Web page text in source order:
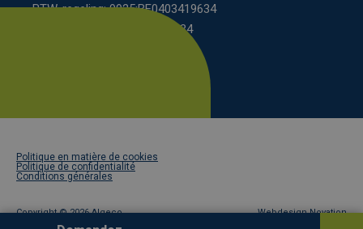
BTW-regeling: 9925:BE0403419634
régime BCE: 0208:0403419634
Footer
legal
Politique en matière de cookies
Politique de confidentialité
Conditions générales
Copyright ©2026 Algeco Webdesign Novation